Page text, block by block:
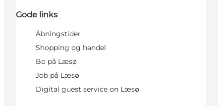
Gode links
Åbningstider
Shopping og handel
Bo på Læsø
Job på Læsø
Digital guest service on Læsø